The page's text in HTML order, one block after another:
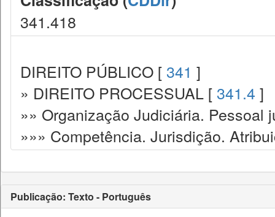
341.418
DIREITO PÚBLICO [ 341 ]
» DIREITO PROCESSUAL [ 341.4 ]
»» Organização Judiciária. Pessoal
»»» Competência. Jurisdição.
Publicação: Texto - Português